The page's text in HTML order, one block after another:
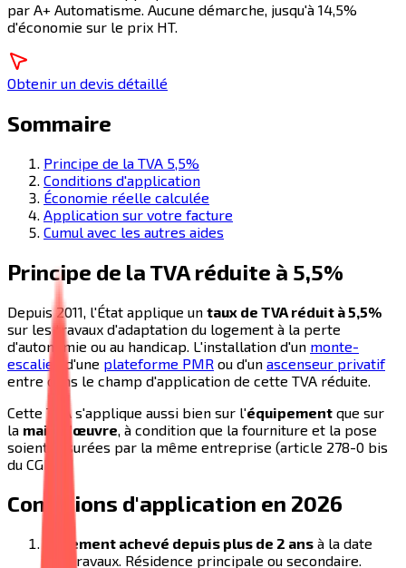
par A+ Automatisme. Aucune démarche, jusqu'à 14,5%
d'économie sur le prix HT.
Obtenir un devis détaillé
Sommaire
Principe de la TVA 5,5%
Conditions d'application
Économie réelle calculée
Application sur votre facture
Cumul avec les autres aides
Principe de la TVA réduite à 5,5%
Depuis 2011, l'État applique un taux de TVA réduit à 5,5%
sur les travaux d'adaptation du logement à la perte
d'autonomie ou au handicap. L'installation d'un monte-
escalier
, d'une plateforme PMR ou d'un ascenseur privatif
entre dans le champ d'application de cette TVA réduite.
Cette TVA s'applique aussi bien sur l'équipement que sur
la main d'œuvre , à condition que la fourniture et la pose
soient assurées par la même entreprise (article 278-0 bis
du CGI).
Conditions d'application en 2026
Logement achevé depuis plus de 2 ans à la date
des travaux. Résidence principale ou secondaire.